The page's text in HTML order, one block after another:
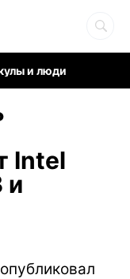
и люди
Intel
и